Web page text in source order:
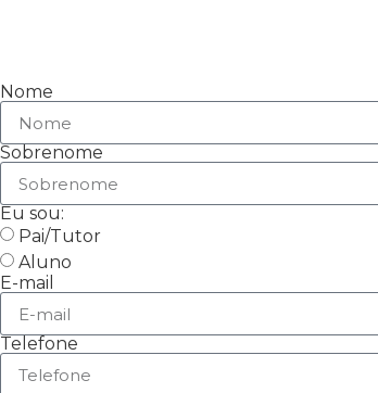
Nome
Sobrenome
Eu sou:
Pai/Tutor
Aluno
E-mail
Telefone